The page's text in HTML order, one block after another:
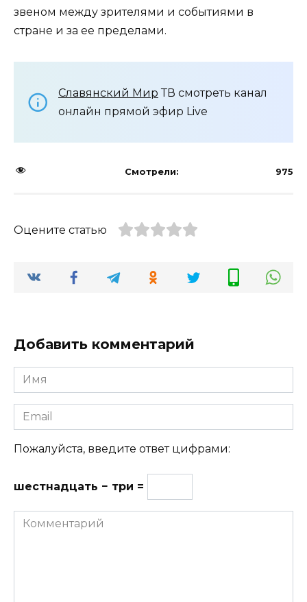
звеном между зрителями и событиями в
стране и за ее пределами.
Славянский Мир ТВ смотреть канал
онлайн прямой эфир Live
Смотрели: 975
Оцените статью
Добавить комментарий
Имя
Email
Пожалуйста, введите ответ цифрами:
шестнадцать − три =
Комментарий